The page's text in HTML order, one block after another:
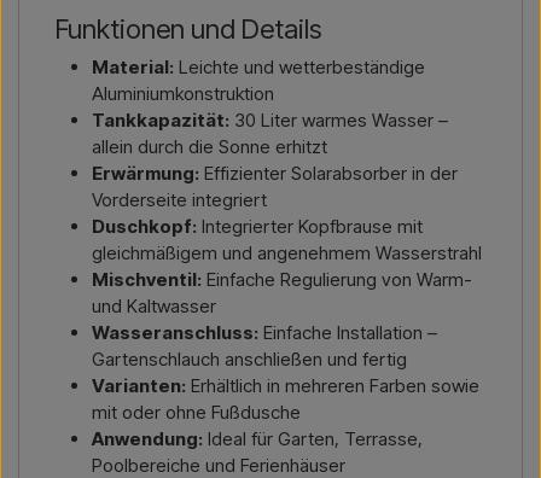
Funktionen und Details
Material: Leichte und wetterbeständige
Aluminiumkonstruktion
Tankkapazität: 30 Liter warmes Wasser –
allein durch die Sonne erhitzt
Erwärmung: Effizienter Solarabsorber in der
Vorderseite integriert
Duschkopf: Integrierter Kopfbrause mit
gleichmäßigem und angenehmem Wasserstrahl
Mischventil: Einfache Regulierung von Warm-
und Kaltwasser
Wasseranschluss: Einfache Installation –
Gartenschlauch anschließen und fertig
Varianten: Erhältlich in mehreren Farben sowie
mit oder ohne Fußdusche
Anwendung: Ideal für Garten, Terrasse,
Poolbereiche und Ferienhäuser